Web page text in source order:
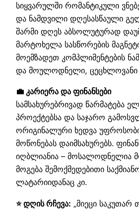
სიყვარულში რომანტიკული
და ნამდვილი დღესასწაული
შარმი დღეს აბსოლუტურად
მარტოხელა სასწორების
მოემზადეთ კომპლიმენტების
და მოულოდნელი, ცეცხლოვანი
💼 კარიერა და ფინანსები
სამსახურებრივად წარმატება
პროექტებსა და საჯარო
ორიგინალური ხედვა
მოწონებას დაიმსახურებს.
იღბლიანია – მოსალოდნელია
მოგება შემოქმედებითი
ლატარიიდანაც კი.
⭐ დღის რჩევა: „მიეცი საკუთარ